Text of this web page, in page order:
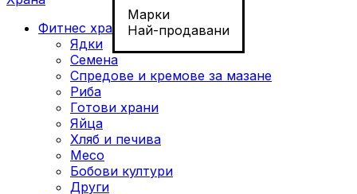
Марки
Най-продавани
Фитнес храна
Ядки
Семена
Спредове и кремове за мазане
Риба
Готови храни
Яйца
Хляб и печива
Месо
Бобови култури
Други